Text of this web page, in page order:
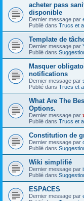
acheter pass
disponible
Dernier message par
Publié dans Trucs et
Template de
Dernier message par
Publié dans
Masquer
notifications
Dernier message par
Publié dans Trucs et
What Are The
Options.
Dernier message par
Publié dans Trucs et
Constitution de
Dernier message par
Publié dans
Wiki simplifié
Dernier message par
Publié dans
ESPACES
Dernier message par